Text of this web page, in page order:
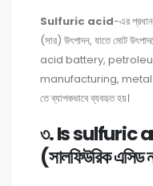
Sulfuric acid-এর
(সার) উৎপাদন, যাতে মোট
acid battery,
manufacturing, metal
তে ব্যাপকভাবে ব্যবহৃত হয়।
৩. Is sulfuric
(সালফিউরিক এসিড